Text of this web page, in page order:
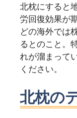
北枕にすると
労回復効果が
どの海外では
るとのこと。
れが溜まって
ください。
北枕の